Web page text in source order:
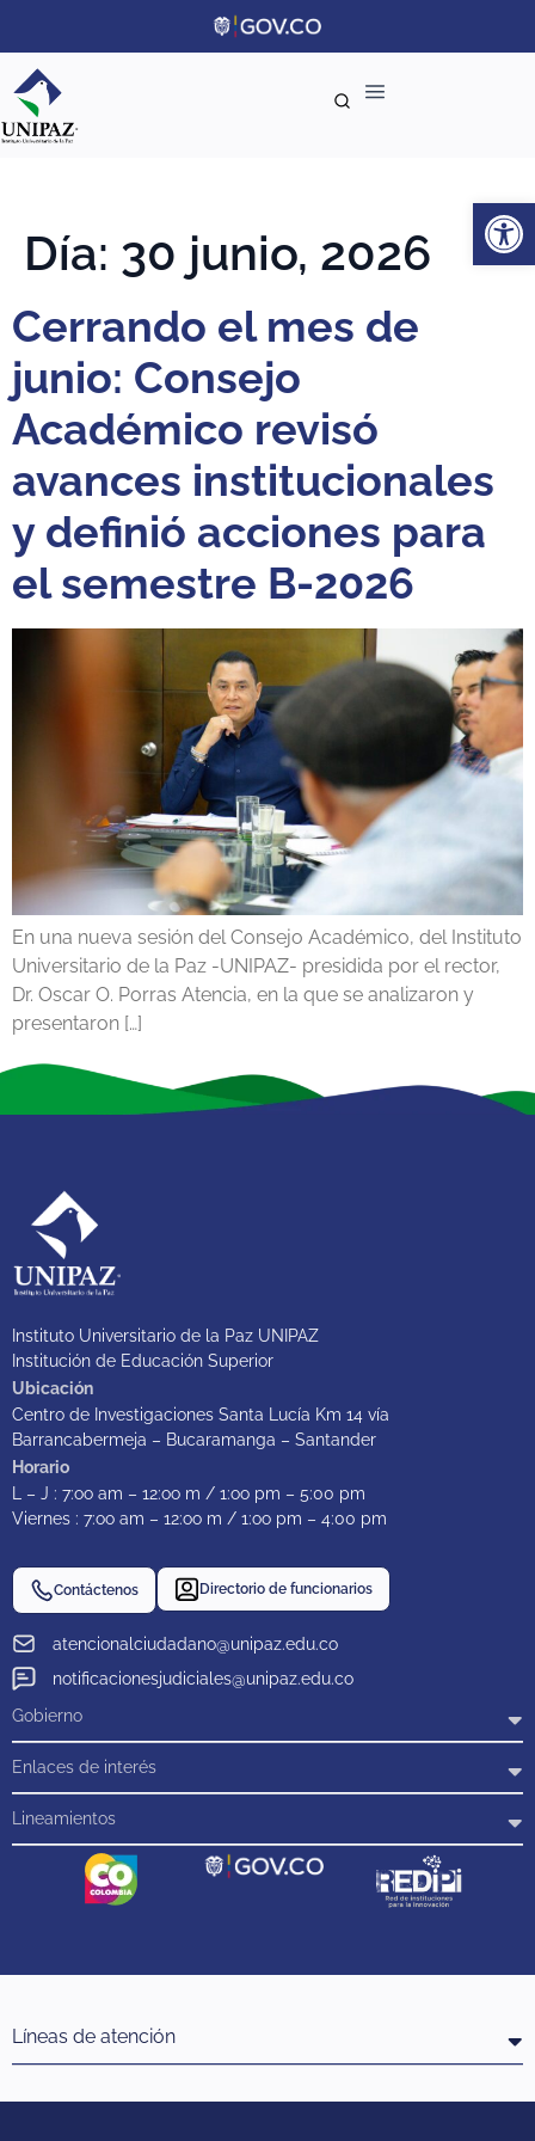
Día: 30 junio, 2026
Cerrando el mes de
junio: Consejo
Académico revisó
avances institucionales
y definió acciones para
el semestre B-2026
En una nueva sesión del Consejo Académico, del Instituto
Universitario de la Paz -UNIPAZ- presidida por el rector,
Dr. Oscar O. Porras Atencia, en la que se analizaron y
presentaron […]
Instituto Universitario de la Paz UNIPAZ
Institución de Educación Superior
Ubicación
Centro de Investigaciones Santa Lucía Km 14 vía
Barrancabermeja – Bucaramanga – Santander
Horario
L – J : 7:oo am – 12:oo m / 1:oo pm – 5:00 pm
Viernes : 7:oo am – 12:oo m / 1:oo pm – 4:00 pm
atencionalciudadano@unipaz.edu.co
notificacionesjudiciales@unipaz.edu.co
Contáctenos Directorio de funcionarios
Gobierno
Enlaces de interés
Lineamientos
Líneas de atención